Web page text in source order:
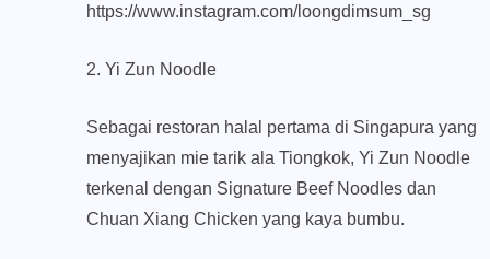
https://www.instagram.com/loongdimsum_sg
2. Yi Zun Noodle
Sebagai restoran halal pertama di Singapura yang
menyajikan mie tarik ala Tiongkok, Yi Zun Noodle
terkenal dengan Signature Beef Noodles dan
Chuan Xiang Chicken yang kaya bumbu.